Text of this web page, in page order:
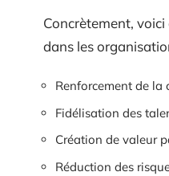
Concrètement, voici
dans les
Renforcement de la
Fidélisation des
Création de valeur
Réduction des